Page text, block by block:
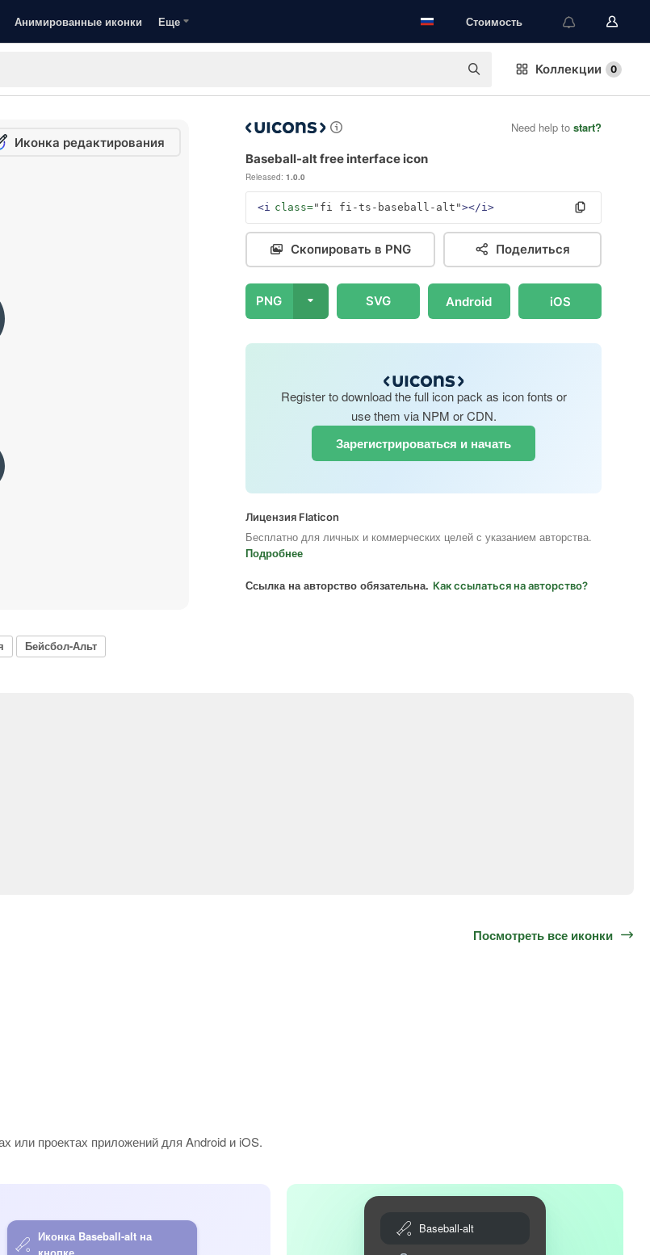
Анимированные иконки Еще Стоимость
Коллекции 0
Иконка редактирования
Need help to start?
Baseball-alt free interface icon
Released: 1.0.0
<i class="fi fi-ts-baseball-alt"></i>
Скопировать в PNG Поделиться
PNG SVG Android iOS
Register to download the full icon pack as icon fonts or
use them via NPM or CDN.
Зарегистрироваться и начать
Лицензия Flaticon
Бесплатно для личных и коммерческих целей с указанием авторства.
Подробнее
Ссылка на авторство обязательна. Как ссылаться на авторство?
Бейсбол-Альт
Посмотреть все иконки
или проектах приложений для Android и iOS.
Иконка Baseball-alt на
Baseball-alt